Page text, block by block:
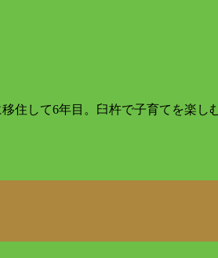
住して6年目。臼杵で子育てを楽